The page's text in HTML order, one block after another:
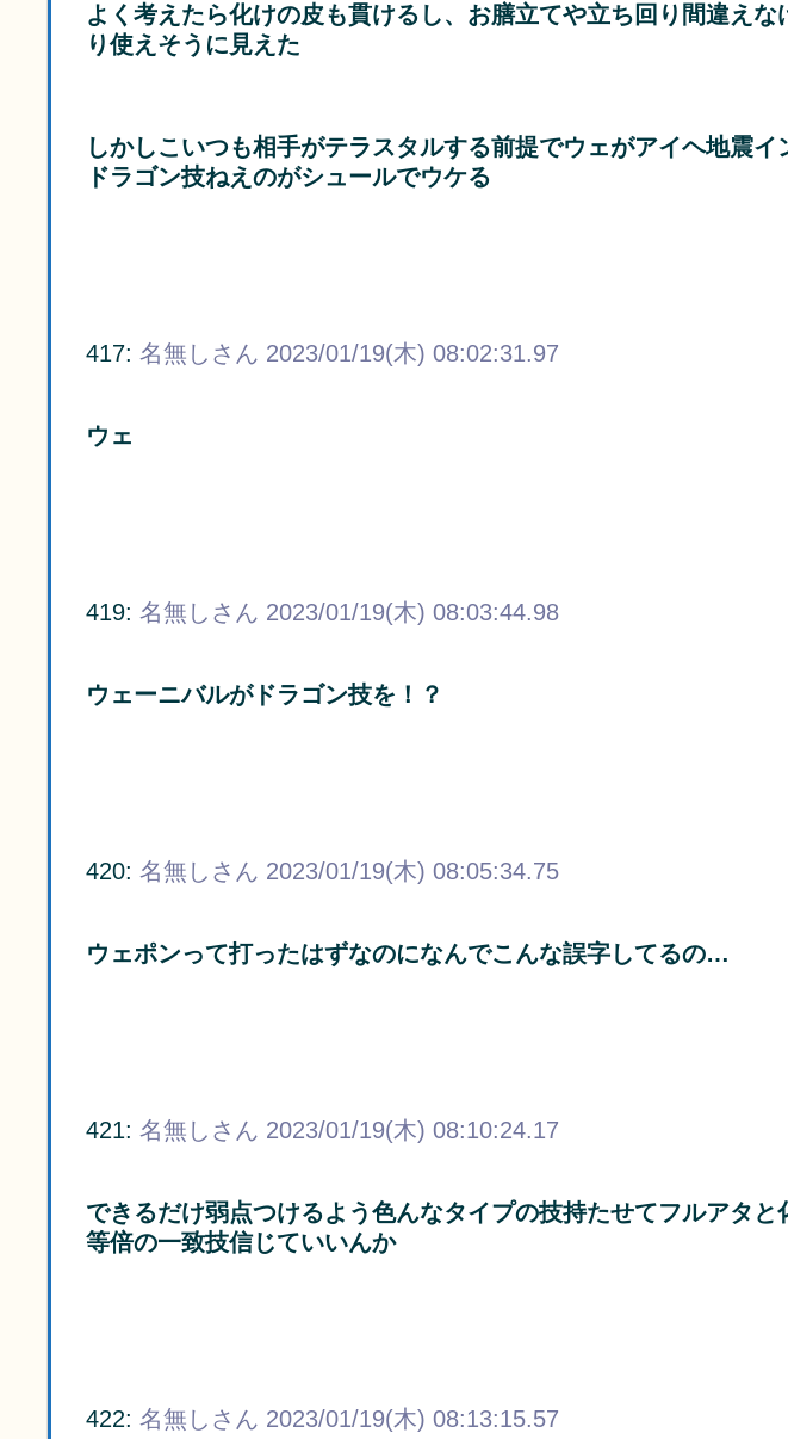
よく考えたら化けの皮も貫けるし、お膳立てや立ち回り間違えな
り使えそうに見えた
しかしこいつも相手がテラスタルする前提でウェがアイヘ地震イ
ドラゴン技ねえのがシュールでウケる
417: 名無しさん 2023/01/19(木) 08:02:31.97
ウェ
419: 名無しさん 2023/01/19(木) 08:03:44.98
ウェーニバルがドラゴン技を！？
420: 名無しさん 2023/01/19(木) 08:05:34.75
ウェポンって打ったはずなのになんでこんな誤字してるの…
421: 名無しさん 2023/01/19(木) 08:10:24.17
できるだけ弱点つけるよう色んなタイプの技持たせてフルアタと
等倍の一致技信じていいんか
422: 名無しさん 2023/01/19(木) 08:13:15.57